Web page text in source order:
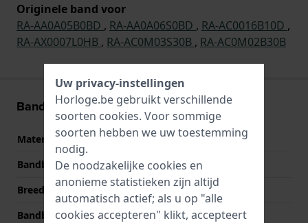
Originele band voor
RA-AA0A05B0BD , RA-AA0A06S0BD , RA-AC0016B10D ,
RA-AX0007L0HB , RA-AC0M03S30B , RA-AC0M02B30B
Band informatie
Materiaal Band
Leer
Bandbreedte
20 mm
Breedte bandaanzet
20 mm
Bandbreedte bij sluiting
18 mm
Uw privacy-instellingen
Horloge.be gebruikt verschillende
soorten cookies. Voor sommige
soorten hebben we uw toestemming
nodig.
De noodzakelijke cookies en
anonieme statistieken zijn altijd
automatisch actief; als u op "alle
cookies accepteren" klikt, accepteert